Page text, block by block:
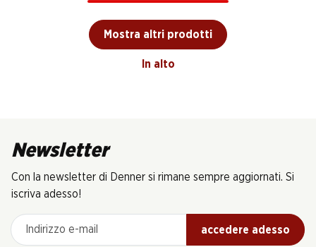
Mostra altri prodotti
In alto
Newsletter
Con la newsletter di Denner si rimane sempre aggiornati. Si
iscriva adesso!
Indirizzo e-mail
accedere adesso